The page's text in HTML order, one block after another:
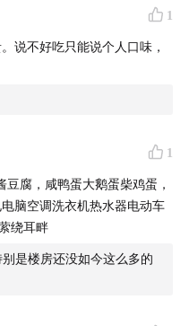
记忆。
大集的肉蛋堡，从怀旧年
三位嘉宾，在元宵节前
夜电台式的跨界漫谈，
藏好物，无论你是在北
快乐玩法，做个会吃会
1
说不好吃只能说个人口味，
1
腐，咸鸭蛋大鹅蛋柴鸡蛋，
脑空调洗衣机热水器电动车
绕耳畔
是楼房还没如今这么多的